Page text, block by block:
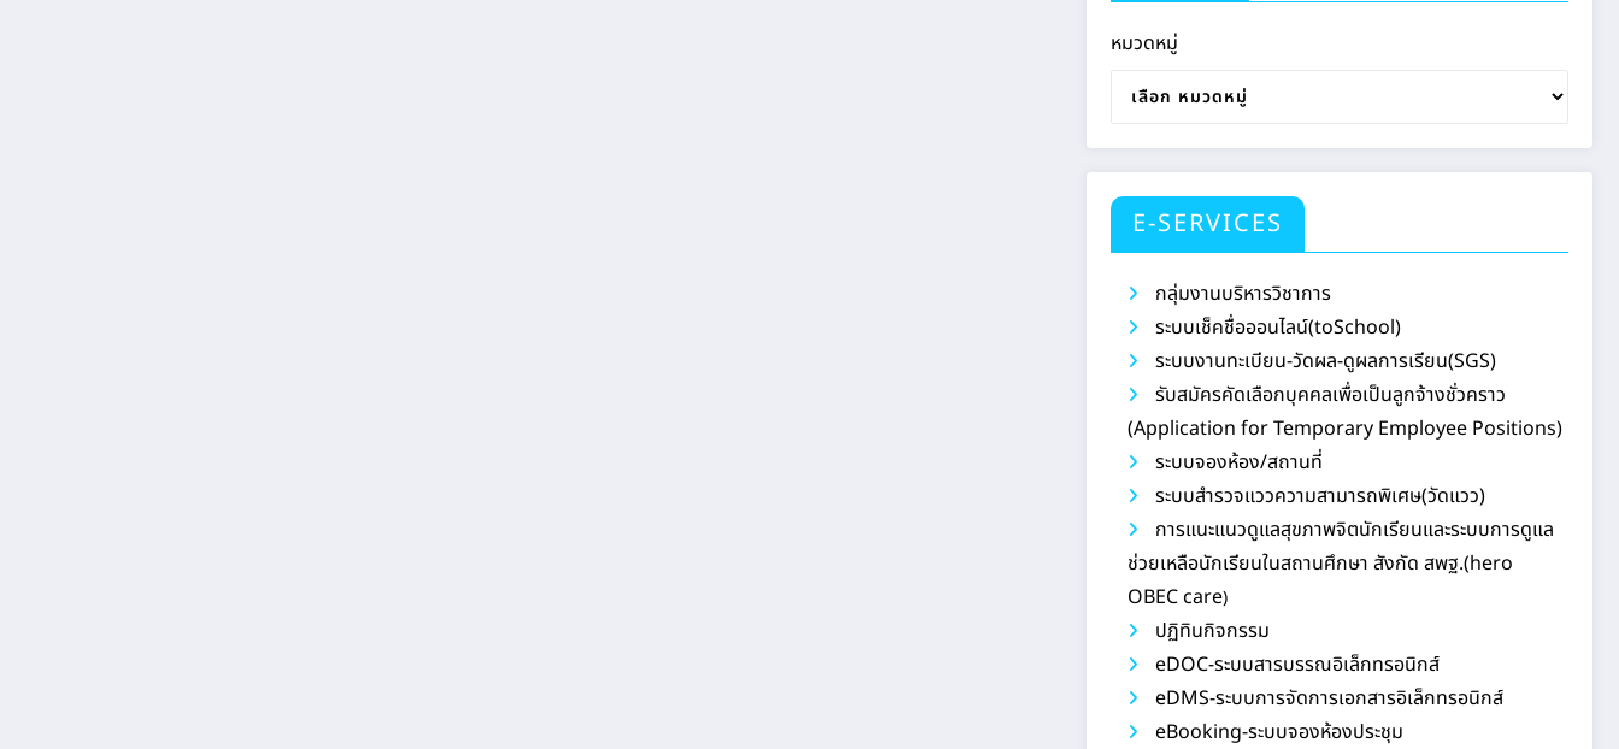
หมวดหมู่
E-SERVICES
กลุ่มงานบริหารวิชาการ
ระบบเช็คชื่อออนไลน์(toSchool)
ระบบงานทะเบียน-วัดผล-ดูผลการเรียน(SGS)
รับสมัครคัดเลือกบุคคลเพื่อเป็นลูกจ้างชั่วคราว
(Application for Temporary Employee Positions)
ระบบจองห้อง/สถานที่
ระบบสำรวจแววความสามารถพิเศษ(วัดแวว)
การแนะแนวดูแลสุขภาพจิตนักเรียนและระบบการดูแล
ช่วยเหลือนักเรียนในสถานศึกษา สังกัด สพฐ.(hero
OBEC care)
ปฏิทินกิจกรรม
eDOC-ระบบสารบรรณอิเล็กทรอนิกส์
eDMS-ระบบการจัดการเอกสารอิเล็กทรอนิกส์
eBooking-ระบบจองห้องประชุม